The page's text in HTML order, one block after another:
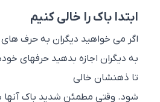
دکتر مازیار میر